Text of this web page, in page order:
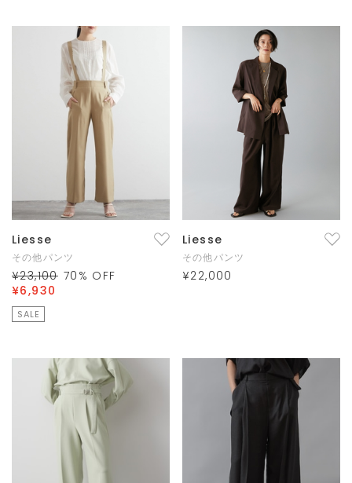
Liesse
その他パンツ
¥23,100 70 % OFF
¥6,930
SALE
Liesse
その他パンツ
¥22,000